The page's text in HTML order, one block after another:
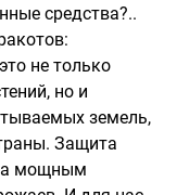
средства?..
не только
но и
земель,
Защита
мощным